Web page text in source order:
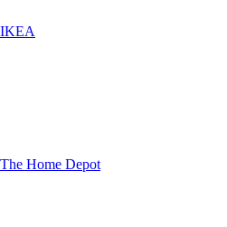
IKEA
The Home Depot